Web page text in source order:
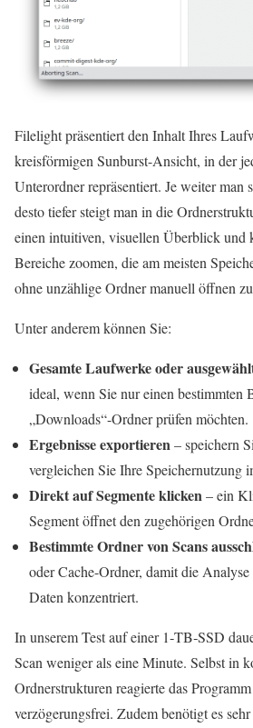
Filelight präsentiert den Inhalt Ihres
kreisförmigen Sunburst-Ansicht, in der
Unterordner repräsentiert. Je weiter man
desto tiefer steigt man in die
einen intuitiven, visuellen Überblick und
Bereiche zoomen, die am meisten
ohne unzählige Ordner manuell öffnen
Unter anderem können Sie:
Gesamte Laufwerke oder
ideal, wenn Sie nur einen bestimmten
„Downloads“-Ordner prüfen möchten.
Ergebnisse exportieren– speichern
vergleichen Sie Ihre Speichernutzung
Direkt auf Segmente klicken– ein
Segment öffnet den zugehörigen
Bestimmte Ordner von Scans
oder Cache-Ordner, damit die
Daten konzentriert.
In unserem Test auf einer 1‑TB‑SSD
Scan weniger als eine Minute. Selbst in
Ordnerstrukturen reagierte das
verzögerungsfrei. Zudem benötigt es